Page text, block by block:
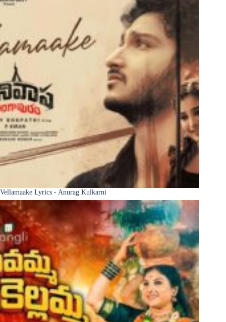
Vellamaake Lyrics - Anurag Kulkarni